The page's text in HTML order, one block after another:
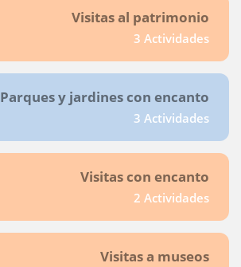
Visitas al patrimonio
3 Actividades
Parques y jardines con encanto
3 Actividades
Visitas con encanto
2 Actividades
Visitas a museos